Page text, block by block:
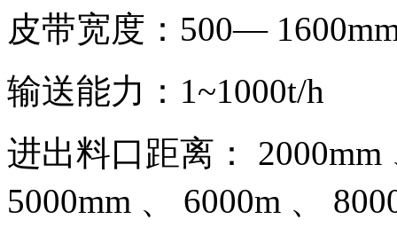
皮带宽度： 500—
输送能力： 1~1000t/h
进出料口距离：
2000mm
5000mm 、 6000m 、